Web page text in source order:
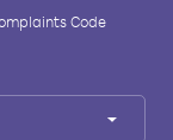
Code